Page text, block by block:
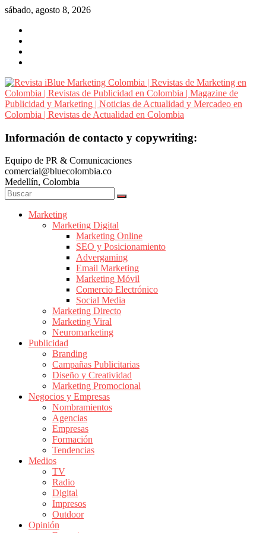
Saltar
contenido
sábado, agosto 8, 2026
Revista
Marketing
Colombia
|
Revistas
Marketing
Publicidad
Colombia
Magazine
Publicidad
Marketing
Noticias
Actualidad
Mercadeo
Colombia
Información de contacto y copywriting:
Equipo de PR & Comunicaciones
comercial@bluecolombia.co
Medellín, Colombia
Marketing
Marketing Digital
Marketing Online
SEO y Posicionamiento
Advergaming
Email Marketing
Marketing Móvil
Comercio Electrónico
Social Media
Marketing Directo
Marketing Viral
Neuromarketing
Publicidad
Branding
Campañas Publicitarias
Diseño y Creatividad
Marketing Promocional
Negocios y Empresas
Nombramientos
Agencias
Empresas
Formación
Tendencias
Medios
TV
Radio
Digital
Impresos
Outdoor
Opinión